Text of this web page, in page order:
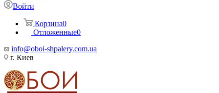
Войти
Корзина0
Отложенные0
info@oboi-shpalery.com.ua
г. Киев